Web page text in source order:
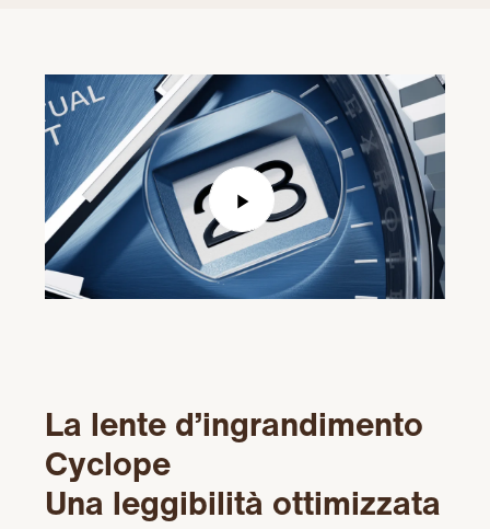
Play
Video
La lente d’ingrandimento
Cyclope
Una leggibilità ottimizzata